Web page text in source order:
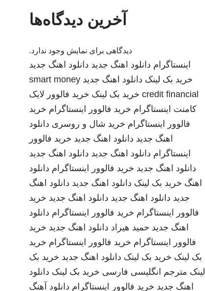
آخرین دیدگاه‌ها
دیدگاهی برای نمایش وجود ندارد.
اینستاگرام دانلود اهنگ جدید دانلود اهنگ جدید
خرید بک لینک دانلود اهنگ جدید smart money
credit financial خرید بک لینک خرید فالوور لایک
کامنت اینستاگرام خرید فالوور اینستاگرام خرید
فالوور اینستاگرام خرید شال و روسری دانلود
اهنگ جدید دانلود اهنگ جدید خرید فالوور
اینستاگرام دانلود اهنگ جدید دانلود اهنگ جدید
دانلود اهنگ جدید خرید فالوور اینستاگرام دانلود
اهنگ خرید بک لینک دانلود اهنگ جدید دانلود اهنگ
جدید دانلود اهنگ جدید دانلود اهنگ جدید خرید
فالوور اینستاگرام خرید فالوور اینستاگرام دانلود
اهنگ جدید حمید هیراد دانلود اهنگ جدید خرید
فالوور اینستاگرام خرید فالوور اینستاگرام خرید
بک لینک خرید بک لینک دانلود اهنگ جدید خرید بک
لینک مترجم انگلیسی فارسی خرید بک لینک دانلود
اهنگ جدید خرید فالوور اینستاگرام دانلود آهنگ